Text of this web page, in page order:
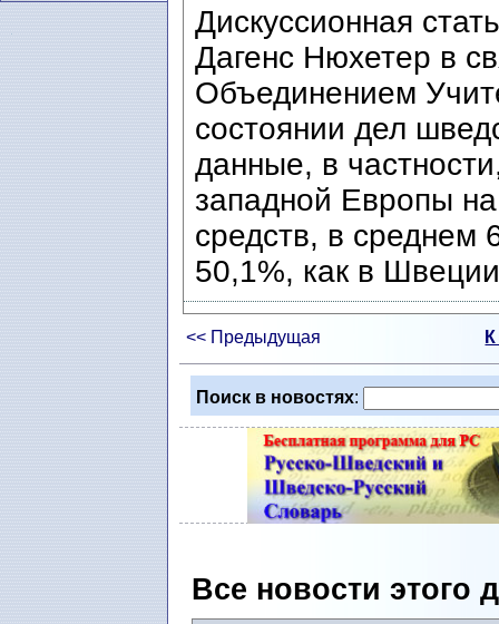
Дискуссионная
Дагенс Нюхетер в
Объединением
состоянии дел
данные, в
западной Европы
средств, в среднем
50,1%, как в
<< Предыдущая
Поиск в новостях:
Все новости этого